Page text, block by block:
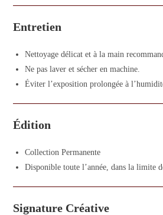
Entretien
Nettoyage délicat et à la main
Ne pas laver et sécher en machine.
Éviter l’exposition prolongée à
Édition
Collection Permanente
Disponible toute l’année, dans la limite
Signature Créative